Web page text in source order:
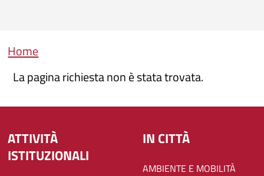
Briciole di pane
Home
La pagina richiesta non è stata trovata.
ATTIVITÀ
ISTITUZIONALI
IN CITTÀ
AMBIENTE E MOBILITÀ